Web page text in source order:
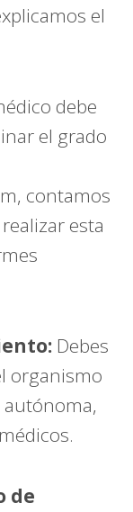
el
debe
el grado
, contamos
esta
Debes
organismo
de